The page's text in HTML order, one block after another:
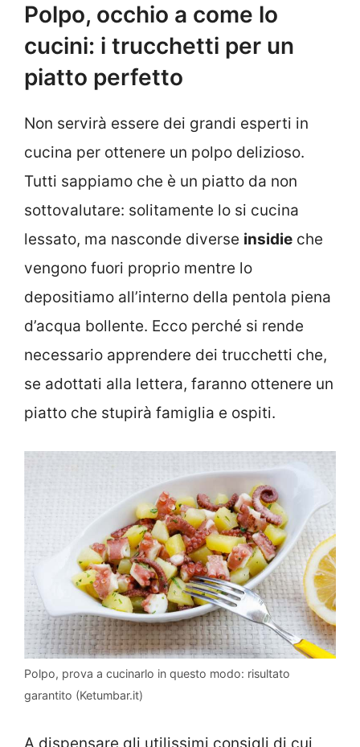
Polpo, occhio a come lo
cucini: i trucchetti per un
piatto perfetto
Non servirà essere dei grandi esperti in
cucina per ottenere un polpo delizioso.
Tutti sappiamo che è un piatto da non
sottovalutare: solitamente lo si cucina
lessato, ma nasconde diverse insidie che
vengono fuori proprio mentre lo
depositiamo all’interno della pentola piena
d’acqua bollente. Ecco perché si rende
necessario apprendere dei trucchetti che,
se adottati alla lettera, faranno ottenere un
piatto che stupirà famiglia e ospiti.
Polpo, prova a cucinarlo in questo modo: risultato
garantito (Ketumbar.it)
A dispensare gli utilissimi consigli di cui